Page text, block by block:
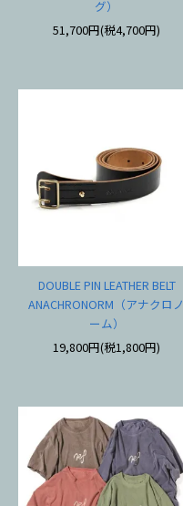
グ）
51,700円(税4,700円)
DOUBLE PIN LEATHER BELT
ANACHRONORM（アナクロノ
ーム）
19,800円(税1,800円)